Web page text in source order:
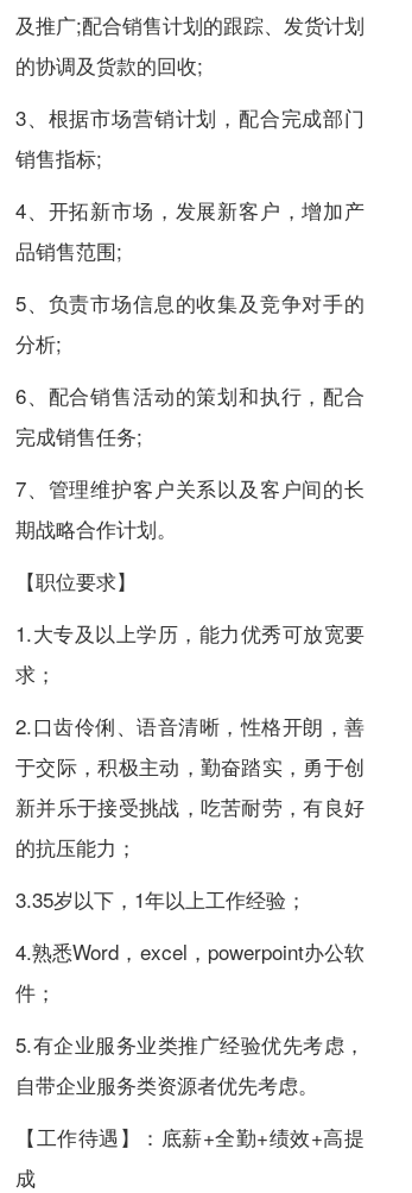
及推广;配合销售计划的跟踪、发货计划
的协调及货款的回收;
3、根据市场营销计划，配合完成部门
销售指标;
4、开拓新市场，发展新客户，增加产
品销售范围;
5、负责市场信息的收集及竞争对手的
分析;
6、配合销售活动的策划和执行，配合
完成销售任务;
7、管理维护客户关系以及客户间的长
期战略合作计划。
【职位要求】
1.大专及以上学历，能力优秀可放宽要
求；
2.口齿伶俐、语音清晰，性格开朗，善
于交际，积极主动，勤奋踏实，勇于创
新并乐于接受挑战，吃苦耐劳，有良好
的抗压能力；
3.35岁以下，1年以上工作经验；
4.熟悉Word，excel，powerpoint办公软
件；
5.有企业服务业类推广经验优先考虑，
自带企业服务类资源者优先考虑。
【工作待遇】：底薪+全勤+绩效+高提
成